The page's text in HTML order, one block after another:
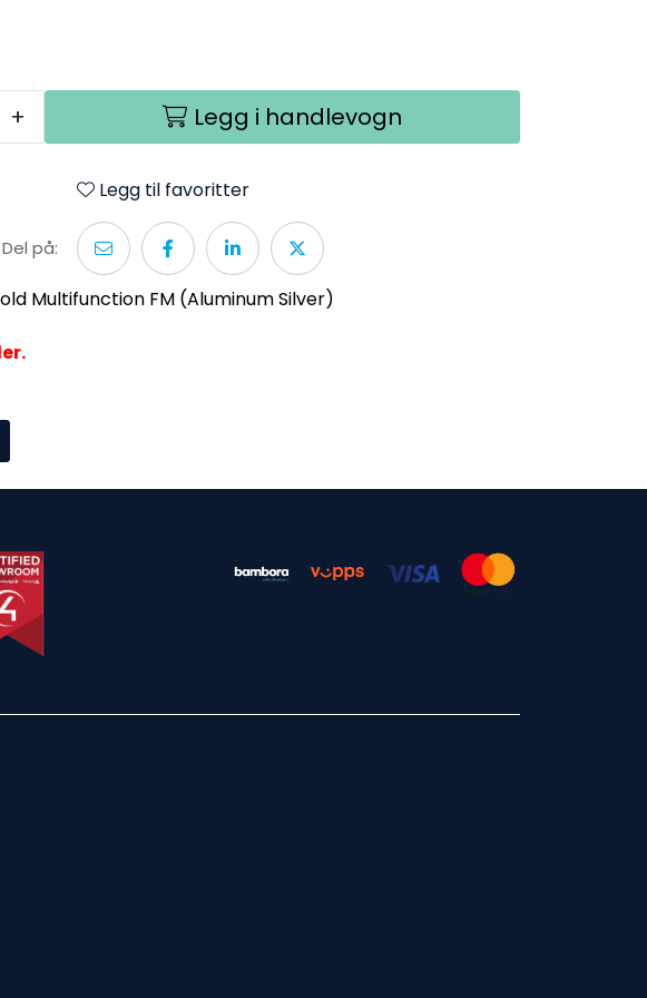
+ Legg i handlevogn
Legg til favoritter
Del på:
Multifunction FM (Aluminum Silver)